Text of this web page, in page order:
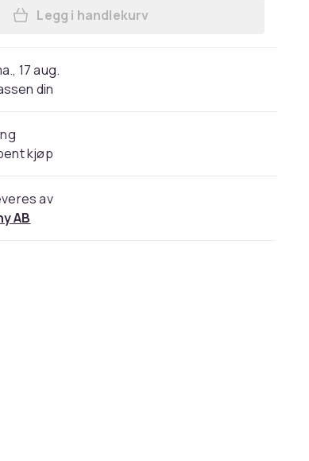
Legg DisplayPort cable, 0,5m, 4K
Legg i handlekurv
17 aug.
din
kjøp
av
AB